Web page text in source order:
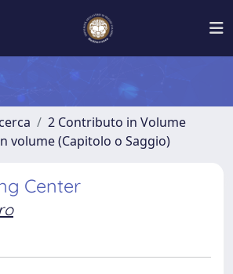
2 Contributo in Volume
volume (Capitolo o Saggio)
Center